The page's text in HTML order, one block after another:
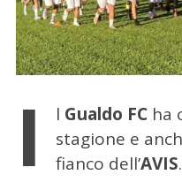
I l Gualdo FCha
stagione e
fianco dell’AVIS.